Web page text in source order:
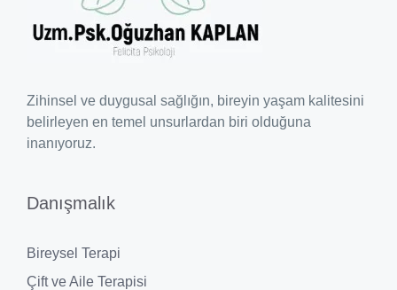
Zihinsel ve duygusal sağlığın, bireyin yaşam kalitesini
belirleyen en temel unsurlardan biri olduğuna
inanıyoruz.
Danışmalık
Bireysel Terapi
Çift ve Aile Terapisi